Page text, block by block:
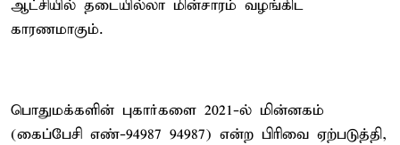
ஆட்சியில் தடையில்லா மின்சாரம் வழங்கிட
காரணமாகும்.
பொதுமக்களின் புகார்களை 2021-ல் மின்னகம்
(கைப்பேசி எண்-94987 94987) என்ற பிரிவை ஏற்படுத்தி,